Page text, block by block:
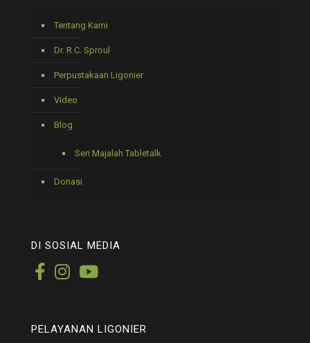
Tentang Kami
Dr. R.C. Sproul
Perpustakaan Ligonier
Video
Blog
Seri Majalah Tabletalk
Donasi
DI SOSIAL MEDIA
PELAYANAN LIGONIER